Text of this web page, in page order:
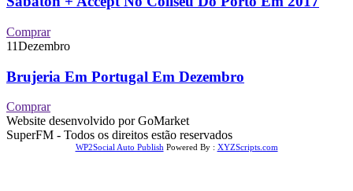
Comprar
11Dezembro
Brujeria Em Portugal Em Dezembro
Comprar
Website desenvolvido por GoMarket
SuperFM - Todos os direitos estão reservados
WP2Social Auto Publish Powered By : XYZScripts.com